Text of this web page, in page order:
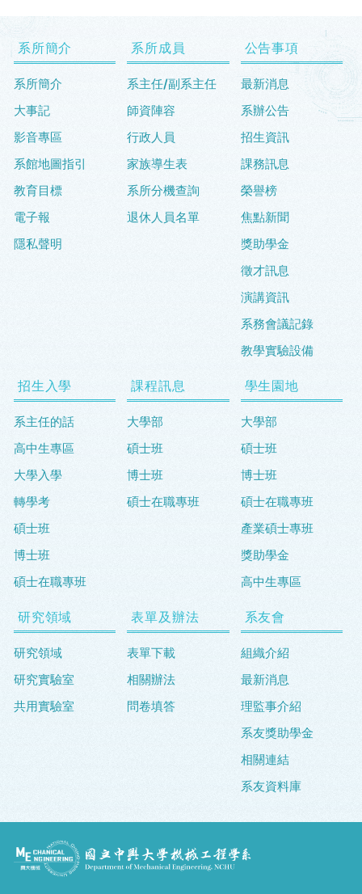
系所簡介
系所簡介
大事記
影音專區
系館地圖指引
教育目標
電子報
隱私聲明
系所成員
系主任/副系主任
師資陣容
行政人員
家族導生表
系所分機查詢
退休人員名單
公告事項
最新消息
系辦公告
招生資訊
課務訊息
榮譽榜
焦點新聞
獎助學金
徵才訊息
演講資訊
系務會議記錄
教學實驗設備
招生入學
系主任的話
高中生專區
大學入學
轉學考
碩士班
博士班
碩士在職專班
課程訊息
大學部
碩士班
博士班
碩士在職專班
學生園地
大學部
碩士班
博士班
碩士在職專班
產業碩士專班
獎助學金
高中生專區
研究領域
研究領域
研究實驗室
共用實驗室
表單及辦法
表單下載
相關辦法
問卷填答
系友會
組織介紹
最新消息
理監事介紹
系友獎助學金
相關連結
系友資料庫